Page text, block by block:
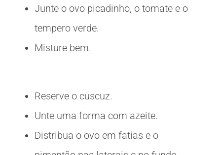
Junte o ovo picadinho, o tomate e o
tempero verde.
Misture bem.
Reserve o cuscuz.
Unte uma forma com azeite.
Distribua o ovo em fatias e o